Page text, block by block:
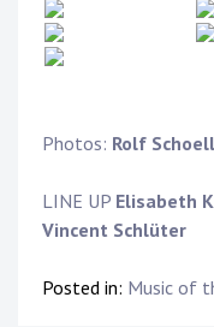
Photos: Rolf
LINE UP Elisabeth
Vincent Schlüter
Posted in: Music of